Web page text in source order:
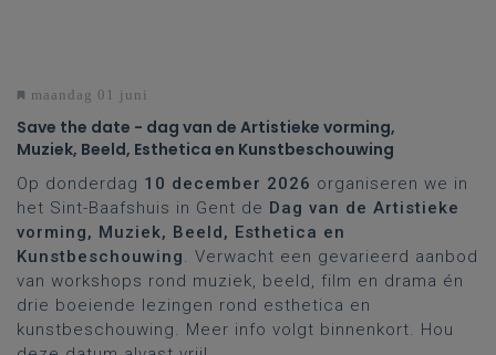
maandag 01 juni
Save the date - dag van de Artistieke vorming,
Muziek, Beeld, Esthetica en Kunstbeschouwing
Op donderdag 10 december 2026 organiseren we in
het Sint-Baafshuis in Gent de Dag van de Artistieke
vorming, Muziek, Beeld, Esthetica en
Kunstbeschouwing
. Verwacht een gevarieerd aanbod
van workshops rond muziek, beeld, film en drama én
drie boeiende lezingen rond esthetica en
kunstbeschouwing. Meer info volgt binnenkort. Hou